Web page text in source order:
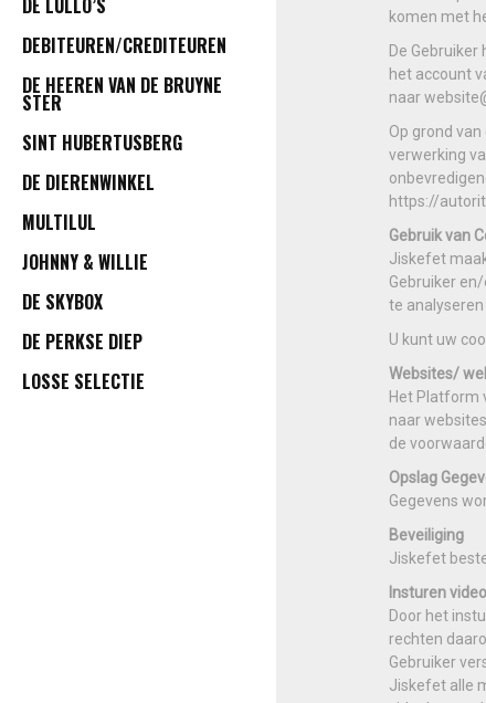
DEBITEUREN/CREDITEUREN
DE HEEREN VAN DE BRUYNE
STER
SINT HUBERTUSBERG
DE DIERENWINKEL
MULTILUL
JOHNNY & WILLIE
DE SKYBOX
DE PERKSE DIEP
LOSSE SELECTIE
komen met
De
het account
naar
Op grond
verwerking
https://
Gebruik van
Jiskefet
Gebruiker
te analyseren
U kunt uw
Websites/
Het Platform
naar
de
Opslag
Gegevens
Beveiliging
Jiskefet
Insturen
Door het
rechten
Gebruiker
Jiskefet alle